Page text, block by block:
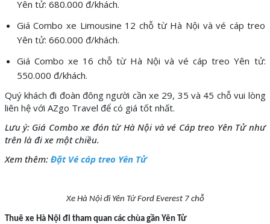
Yên tử: 680.000 đ/khách.
Giá Combo xe Limousine 12 chỗ từ Hà Nội và vé cáp treo
Yên tử: 660.000 đ/khách.
Giá Combo xe 16 chỗ từ Hà Nội và vé cáp treo Yên tử:
550.000 đ/khách.
Quý khách đi đoàn đông người cần xe 29, 35 và 45 chỗ vui lòng
liên hệ với AZgo Travel để có giá tốt nhất.
Lưu ý: Giá Combo xe đón từ Hà Nội và vé Cáp treo Yên Tử như
trên là đi xe một chiều.
Xem thêm: Đặt Vé cáp treo Yên Tử
Xe Hà Nội đi Yên Tử Ford Everest 7 chỗ
Thuê xe Hà Nội đi tham quan các chùa gần Yên Tử